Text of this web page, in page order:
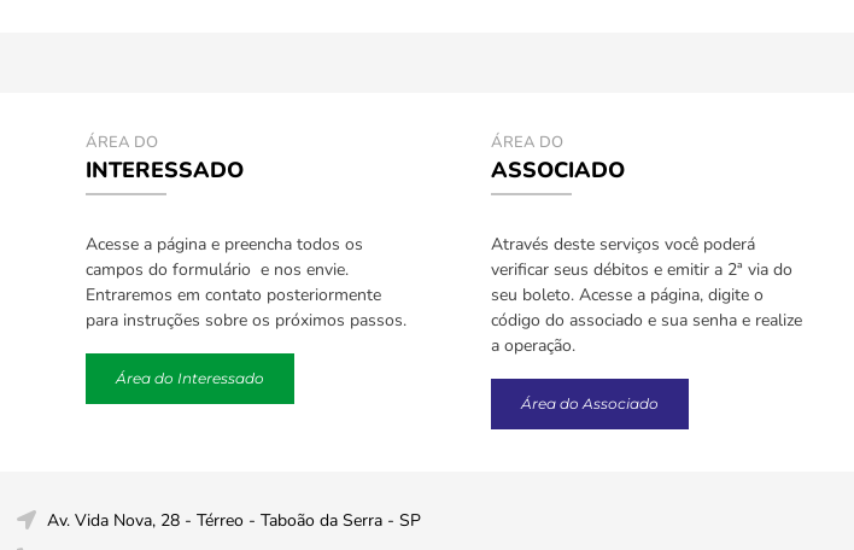
ÁREA DO
INTERESSADO
Acesse a página e preencha todos os
campos do formulário e nos envie.
Entraremos em contato posteriormente
para instruções sobre os próximos passos.
Área do Interessado
ÁREA DO
ASSOCIADO
Através deste serviços você poderá
verificar seus débitos e emitir a 2ª via do
seu boleto. Acesse a página, digite o
código do associado e sua senha e realize
a operação.
Área do Associado
Av. Vida Nova, 28 - Térreo - Taboão da Serra - SP